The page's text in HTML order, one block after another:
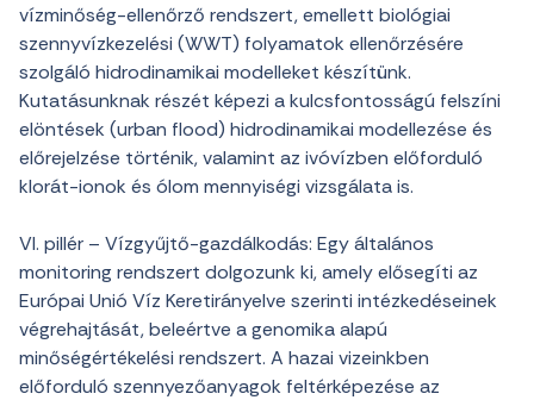
vízminőség-ellenőrző rendszert, emellett biológiai
szennyvízkezelési (WWT) folyamatok ellenőrzésére
szolgáló hidrodinamikai modelleket készítünk.
Kutatásunknak részét képezi a kulcsfontosságú felszíni
elöntések (urban flood) hidrodinamikai modellezése és
előrejelzése történik, valamint az ivóvízben előforduló
klorát-ionok és ólom mennyiségi vizsgálata is.
VI. pillér – Vízgyűjtő-gazdálkodás: Egy általános
monitoring rendszert dolgozunk ki, amely elősegíti az
Európai Unió Víz Keretirányelve szerinti intézkedéseinek
végrehajtását, beleértve a genomika alapú
minőségértékelési rendszert. A hazai vizeinkben
előforduló szennyezőanyagok feltérképezése az